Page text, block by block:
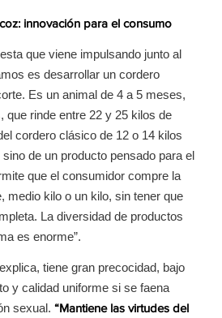
innovación para el consumo
que viene impulsando junto al
es desarrollar un cordero
Es un animal de 4 a 5 meses,
que rinde entre 22 y 25 kilos de
cordero clásico de 12 o 14 kilos
de un producto pensado para el
que el consumidor compre la
medio kilo o un kilo, sin tener que
La diversidad de productos
es enorme”.
tiene gran precocidad, bajo
y calidad uniforme si se faena
sexual. “Mantiene las virtudes del